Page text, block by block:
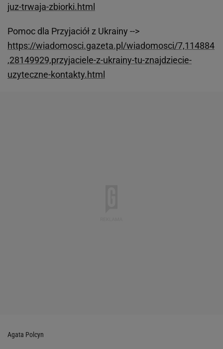
juz-trwaja-zbiorki.html
Pomoc dla Przyjaciół z Ukrainy -->
https://wiadomosci.gazeta.pl/wiadomosci/7,114884
,28149929,przyjaciele-z-ukrainy-tu-znajdziecie-
uzyteczne-kontakty.html
Agata Polcyn